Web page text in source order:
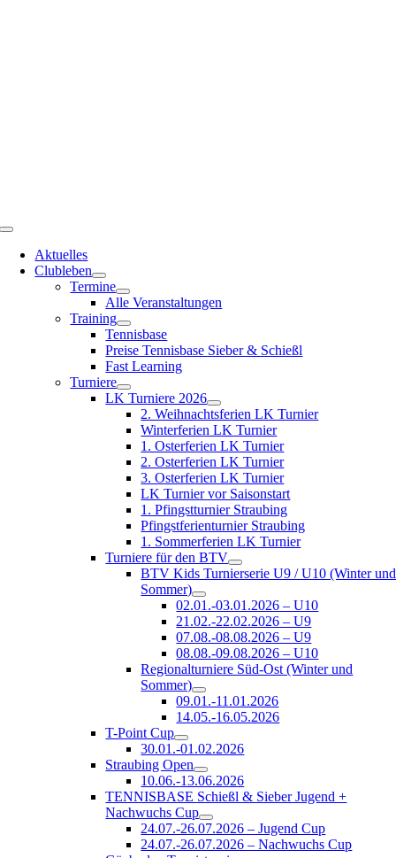
Toggle
NavigationAktuelles
Clubleben
Termine
Alle Veranstaltungen
Training
Tennisbase
Preise Tennisbase Sieber & Schießl
Fast Learning
Turniere
LK Turniere 2026
2. Weihnachtsferien LK Turnier
Winterferien LK Turnier
1. Osterferien LK Turnier
2. Osterferien LK Turnier
3. Osterferien LK Turnier
LK Turnier vor Saisonstart
1. Pfingstturnier Straubing
Pfingstferienturnier Straubing
1. Sommerferien LK Turnier
Turniere für den BTV
BTV Kids Turnierserie U9 / U10 (Winter und
Sommer)
02.01.-03.01.2026 – U10
21.02.-22.02.2026 – U9
07.08.-08.08.2026 – U9
08.08.-09.08.2026 – U10
Regionalturniere Süd-Ost (Winter und
Sommer)
09.01.-11.01.2026
14.05.-16.05.2026
T-Point Cup
30.01.-01.02.2026
Straubing Open
10.06.-13.06.2026
TENNISBASE Schießl & Sieber Jugend +
Nachwuchs Cup
24.07.-26.07.2026 – Jugend Cup
24.07.-26.07.2026 – Nachwuchs Cup